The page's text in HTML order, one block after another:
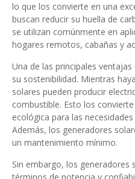
lo que los convierte en una
buscan reducir su huella de
se utilizan comúnmente en
hogares remotos, cabañas y
Una de las principales
su sostenibilidad. Mientras
solares pueden producir
combustible. Esto los
ecológica para las
Además, los generadores
un mantenimiento mínimo.
Sin embargo, los generadores